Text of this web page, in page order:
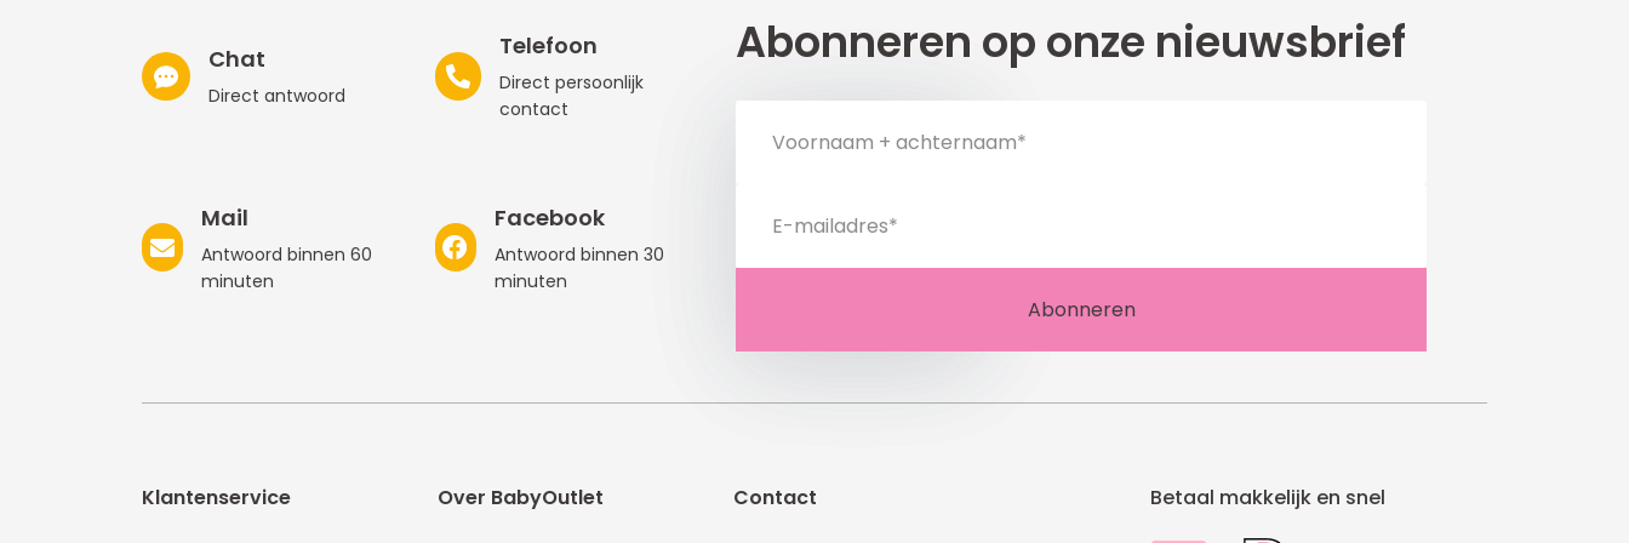
Chat
Direct antwoord
Telefoon
Direct persoonlijk
contact
Mail
Antwoord binnen 60
minuten
Facebook
Antwoord binnen 30
minuten
Abonneren op onze nieuwsbrief
Klantenservice Over BabyOutlet Contact Betaal makkelijk en snel